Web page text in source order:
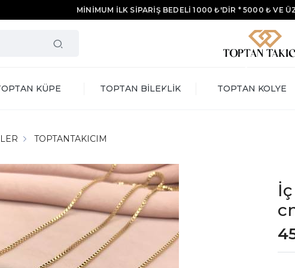
MİNİMUM İLK SİPARİŞ BEDELİ 1000 ₺'DİR * 5000 ₺ VE
KÜPE TOPTAN BİLEKLİK TOPTAN KOLYE
TOPTANTAKICIM